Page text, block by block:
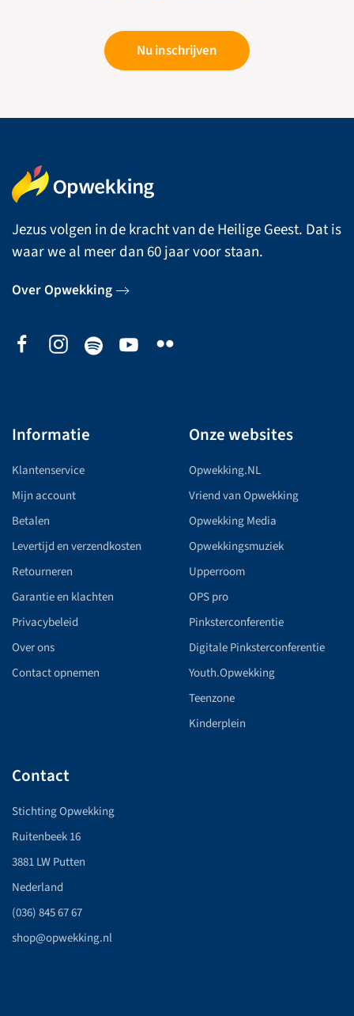
Nu inschrijven
Jezus volgen in de kracht van de Heilige Geest. Dat is
waar we al meer dan 60 jaar voor staan.
Over Opwekking
Informatie
Klantenservice
Mijn account
Betalen
Levertijd en verzendkosten
Retourneren
Garantie en klachten
Privacybeleid
Over ons
Contact opnemen
Onze websites
Opwekking.NL
Vriend van Opwekking
Opwekking Media
Opwekkingsmuziek
Upperroom
OPS pro
Pinksterconferentie
Digitale Pinksterconferentie
Youth.Opwekking
Teenzone
Kinderplein
Contact
Stichting Opwekking
Ruitenbeek 16
3881 LW Putten
Nederland
(036) 845 67 67
shop@opwekking.nl